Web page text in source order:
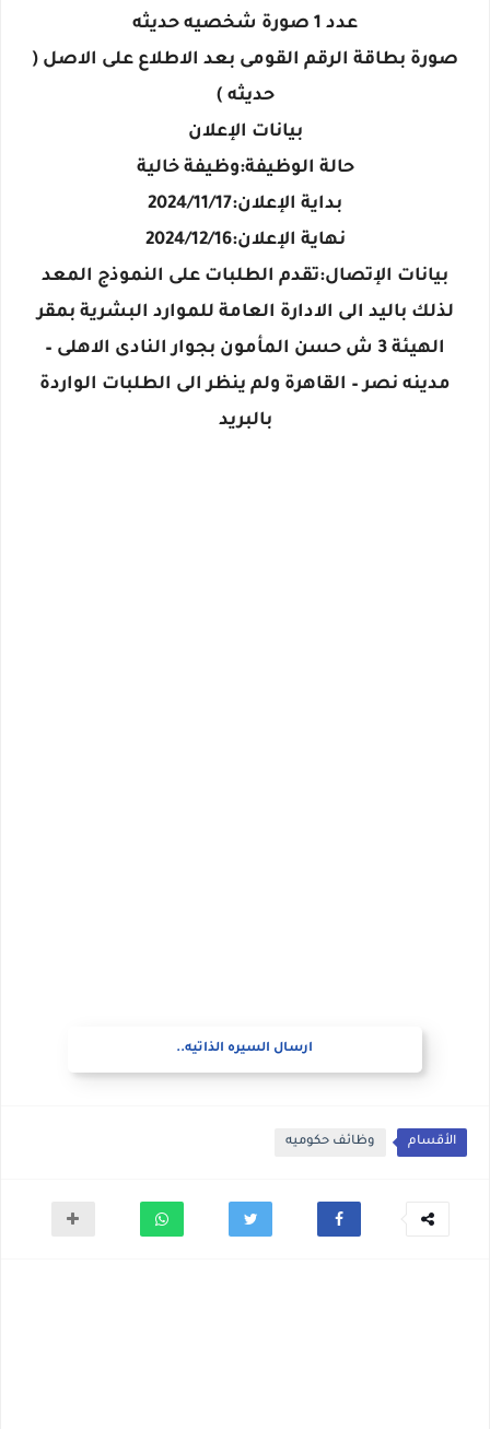
عدد 1 صورة شخصيه حديثه
صورة بطاقة الرقم القومى بعد الاطلاع على الاصل (
حديثه )
بيانات الإعلان
حالة الوظيفة:وظيفة خالية
بداية الإعلان:2024/11/17
نهاية الإعلان:2024/12/16
بيانات الإتصال:تقدم الطلبات على النموذج المعد
لذلك باليد الى الادارة العامة للموارد البشرية بمقر
الهيئة 3 ش حسن المأمون بجوار النادى الاهلى –
مدينه نصر – القاهرة ولم ينظر الى الطلبات الواردة
بالبريد
ارسال السيره الذاتيه..
الأقسام وظائف حكوميه